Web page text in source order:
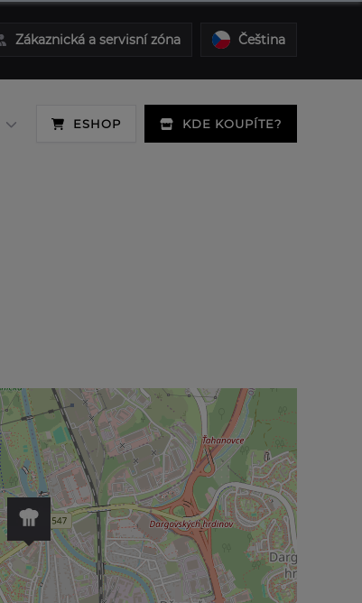
Zákaznická a servisní zóna Čeština
ESHOP KDE KOUPÍTE?